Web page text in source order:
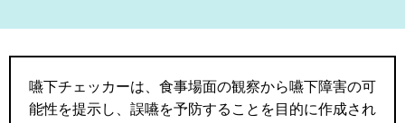
嚥下チェッカーは、食事場面の観察から嚥下障害の可
能性を提示し、誤嚥を予防することを目的に作成され